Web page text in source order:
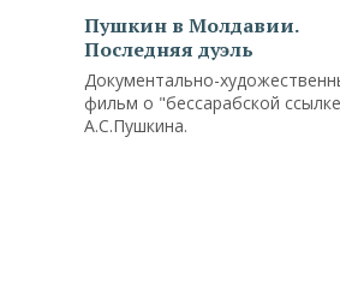
Пушкин в Молдавии.
Последняя дуэль
Документально-
фильм о "бессарабской
А.С.Пушкина.